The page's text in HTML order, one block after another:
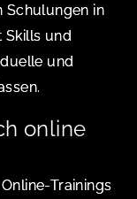
Schulungen in
Skills und
und
online
Trainings